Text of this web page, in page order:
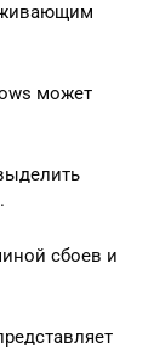
может
сбоев и